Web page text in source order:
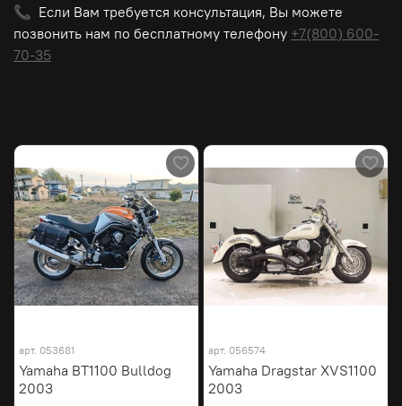
📞 Если Вам требуется консультация, Вы можете
позвонить нам по бесплатному телефону +7(800) 600-
70-35
арт. 053681
Yamaha BT1100 Bulldog
2003
арт. 056574
Yamaha Dragstar XVS1100
2003